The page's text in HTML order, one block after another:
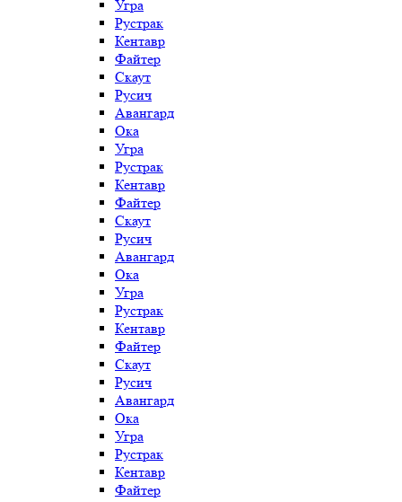
Угра
Рустрак
Кентавр
Файтер
Скаут
Русич
Авангард
Ока
Угра
Рустрак
Кентавр
Файтер
Скаут
Русич
Авангард
Ока
Угра
Рустрак
Кентавр
Файтер
Скаут
Русич
Авангард
Ока
Угра
Рустрак
Кентавр
Файтер